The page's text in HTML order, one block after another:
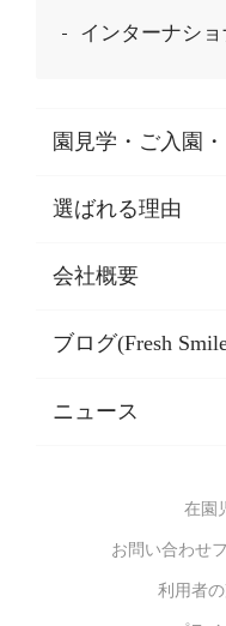
インターナシ
園見学・ご入園
園見学・ご入園
東京都認証保育
選ばれる理由
選ばれる理由一
乳児期・幼児期
バイリンガ
スポーツ保育
モンテッソ
STEAMS保育
会社概要
会社概要
SDGsについて
ブログ(Fresh
ニュース
在園
お問い合わせ
利用者